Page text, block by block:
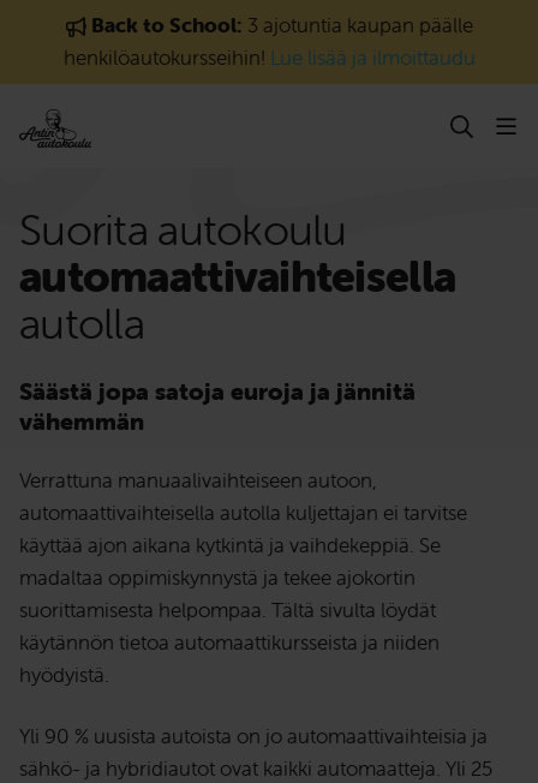
Siirry sisältöönBack to School: 3 ajotuntia kaupan päälle
henkilöautokursseihin! Lue lisää ja ilmoittaudu
Suorita autokoulu
automaatti­vaihteisella
autolla
Säästä jopa satoja euroja ja jännitä
vähemmän
Verrattuna manuaalivaihteiseen autoon,
automaattivaihteisella autolla kuljettajan ei tarvitse
käyttää ajon aikana kytkintä ja vaihdekeppiä. Se
madaltaa oppimiskynnystä ja tekee ajokortin
suorittamisesta helpompaa. Tältä sivulta löydät
käytännön tietoa automaattikursseista ja niiden
hyödyistä.
Yli 90 % uusista autoista on jo automaattivaihteisia ja
sähkö- ja hybridiautot ovat kaikki automaatteja. Yli 25